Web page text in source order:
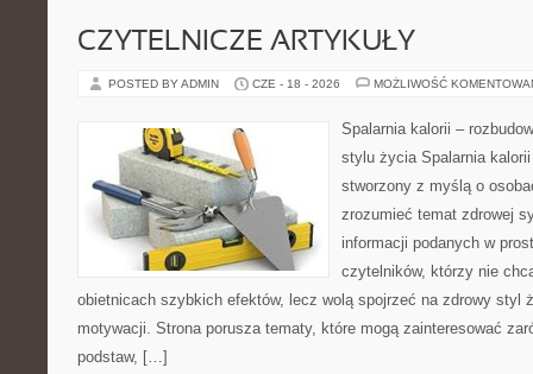
CZYTELNICZE ARTYKUŁY
POSTED BY ADMIN CZE - 18 - 2026 MOŻLIWOŚĆ
Spalarnia kalorii –
stylu życia Spalarnia
stworzony z myślą o
zrozumieć temat zdrowej
informacji podanych w
czytelników, którzy nie
obietnicach szybkich efektów, lecz wolą spojrzeć na zdrowy styl
motywacji. Strona porusza tematy, które mogą zainteresować
podstaw, […]